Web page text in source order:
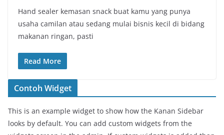
Hand sealer kemasan snack buat kamu yang punya
usaha camilan atau sedang mulai bisnis kecil di bidang
makanan ringan, pasti
Read More
Contoh Widget
This is an example widget to show how the Kanan Sidebar
looks by default. You can add custom widgets from the